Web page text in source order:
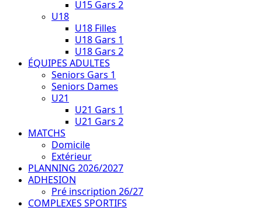
U15 Gars 2
U18
U18 Filles
U18 Gars 1
U18 Gars 2
ÉQUIPES ADULTES
Seniors Gars 1
Seniors Dames
U21
U21 Gars 1
U21 Gars 2
MATCHS
Domicile
Extérieur
PLANNING 2026/2027
ADHESION
Pré inscription 26/27
COMPLEXES SPORTIFS